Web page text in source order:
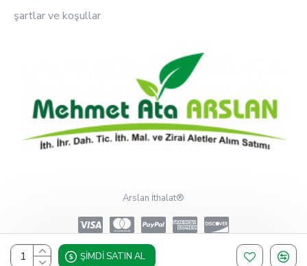
ŞIMDI SATIN AL
şartlar ve koşullar
Arslan İthalat®